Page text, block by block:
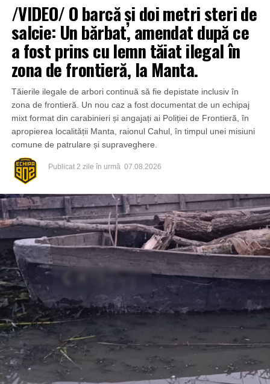
Din fericire, nimeni nu a avut de suferit, iar reprezentanții
comunității au mulțumit atât pompierilor din Drochia, cât și
localnicilor care au intervenit prompt și au contribuit la
limitarea pagubelor.
/VIDEO/ O barcă și doi metri steri de
salcie: Un bărbat, amendat după ce
a fost prins cu lemn tăiat ilegal în
zona de frontieră, la Manta.
Tăierile ilegale de arbori continuă să fie depistate inclusiv în
zona de frontieră. Un nou caz a fost documentat de un echipaj
mixt format din carabinieri și angajați ai Poliției de Frontieră, în
apropierea localității Manta, raionul Cahul, în timpul unei misiuni
comune de patrulare și supraveghere.
Publicat 2 zile în urmă 07.08.2026